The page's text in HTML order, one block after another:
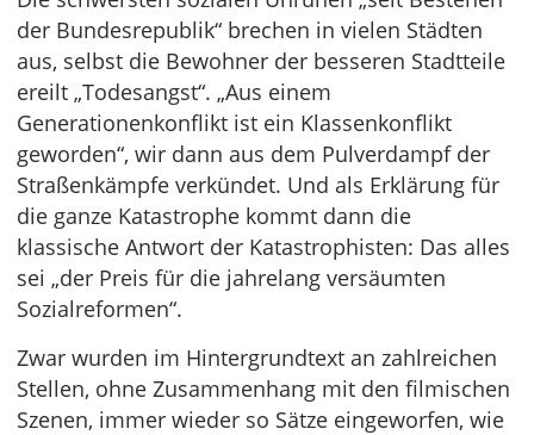
der Bundesrepublik“ brechen in vielen Städten
aus, selbst die Bewohner der besseren Stadtteile
ereilt „Todesangst“. „Aus einem
Generationenkonflikt ist ein Klassenkonflikt
geworden“, wir dann aus dem Pulverdampf der
Straßenkämpfe verkündet. Und als Erklärung für
die ganze Katastrophe kommt dann die
klassische Antwort der Katastrophisten: Das alles
sei „der Preis für die jahrelang versäumten
Sozialreformen“.
Zwar wurden im Hintergrundtext an zahlreichen
Stellen, ohne Zusammenhang mit den filmischen
Szenen, immer wieder so Sätze eingeworfen, wie